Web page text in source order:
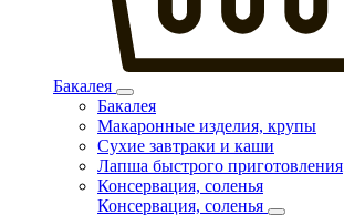
Бакалея
Бакалея
Макаронные изделия, крупы
Сухие завтраки и каши
Лапша быстрого приготовления
Консервация, соленья
Консервация, соленья